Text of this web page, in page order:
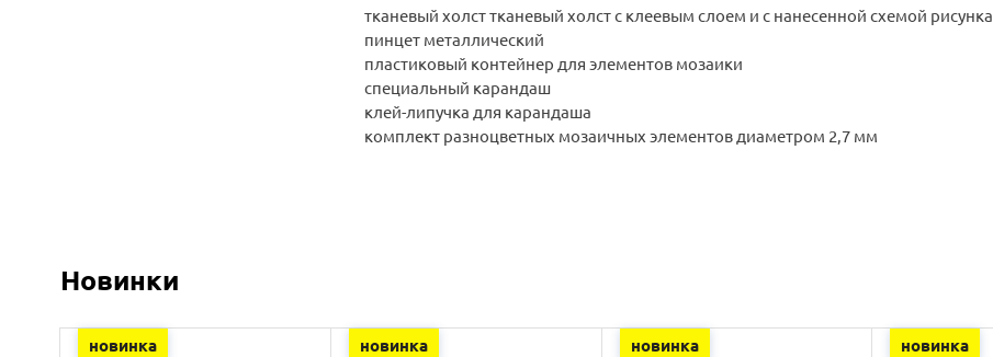
тканевый холст тканевый холст с клеевым слоем и с нанесенной схемой рисунка
пинцет металлический
пластиковый контейнер для элементов мозаики
специальный карандаш
клей-липучка для карандаша
комплект разноцветных мозаичных элементов диаметром 2,7 мм
Новинки
новинка новинка новинка новинка